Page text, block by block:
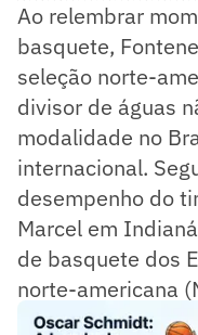
Ao relembrar
basquete,
seleção norte-
divisor de águas
modalidade no
internacional.
desempenho do
Marcel em
de basquete dos
norte-americana
estratégias de